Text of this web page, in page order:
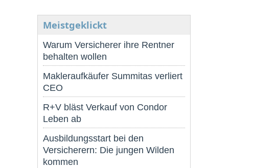
Meistgeklickt
Warum Versicherer ihre Rentner
behalten wollen
Makleraufkäufer Summitas verliert
CEO
R+V bläst Verkauf von Condor
Leben ab
Ausbildungsstart bei den
Versicherern: Die jungen Wilden
kommen